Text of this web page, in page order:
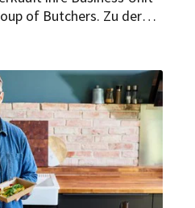
of Butchers. Zu der
Simon Morris
– und welche
Entwicklung sieht.